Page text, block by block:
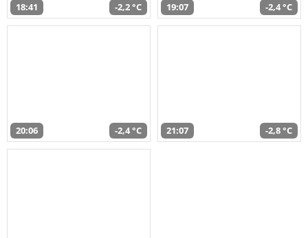
18:41 -2,2 °C 19:07 -2,4 °C
20:06 -2,4 °C 21:07 -2,8 °C